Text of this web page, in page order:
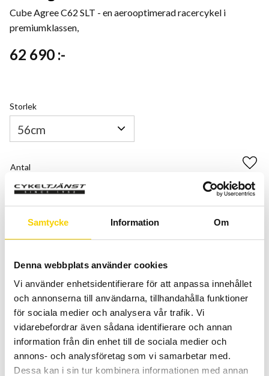
Samtycke Information Om
Denna webbplats använder cookies
Vi använder enhetsidentifierare för att anpassa innehållet
och annonserna till användarna, tillhandahålla funktioner
för sociala medier och analysera vår trafik. Vi
vidarebefordrar även sådana identifierare och annan
information från din enhet till de sociala medier och
annons- och analysföretag som vi samarbetar med.
Dessa kan i sin tur kombinera informationen med annan
Cube Agree C62 SLT - en aerooptimerad racercykel i
premiumklassen,
62 690 :-
Storlek
Antal
+
-
KÖP
Allt inom cykel på ett ställe
Lagerstatus